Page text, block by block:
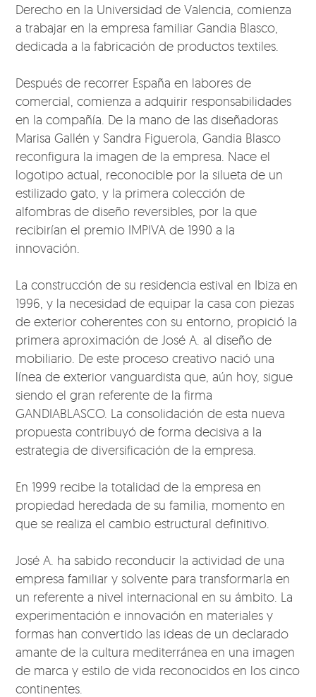
Derecho en la Universidad de Valencia, comienza
a trabajar en la empresa familiar Gandia Blasco,
dedicada a la fabricación de productos textiles.
Después de recorrer España en labores de
comercial, comienza a adquirir responsabilidades
en la compañía. De la mano de las diseñadoras
Marisa Gallén y Sandra Figuerola, Gandia Blasco
reconfigura la imagen de la empresa. Nace el
logotipo actual, reconocible por la silueta de un
estilizado gato, y la primera colección de
alfombras de diseño reversibles, por la que
recibirían el premio IMPIVA de 1990 a la
innovación.
La construcción de su residencia estival en Ibiza en
1996, y la necesidad de equipar la casa con piezas
de exterior coherentes con su entorno, propició la
primera aproximación de José A. al diseño de
mobiliario. De este proceso creativo nació una
línea de exterior vanguardista que, aún hoy, sigue
siendo el gran referente de la firma
GANDIABLASCO. La consolidación de esta nueva
propuesta contribuyó de forma decisiva a la
estrategia de diversificación de la empresa.
En 1999 recibe la totalidad de la empresa en
propiedad heredada de su familia, momento en
que se realiza el cambio estructural definitivo.
José A. ha sabido reconducir la actividad de una
empresa familiar y solvente para transformarla en
un referente a nivel internacional en su ámbito. La
experimentación e innovación en materiales y
formas han convertido las ideas de un declarado
amante de la cultura mediterránea en una imagen
de marca y estilo de vida reconocidos en los cinco
continentes.